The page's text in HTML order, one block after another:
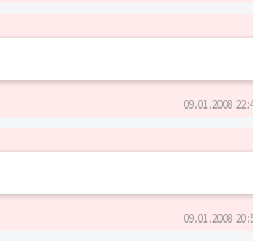
09.01.2008
09.01.2008